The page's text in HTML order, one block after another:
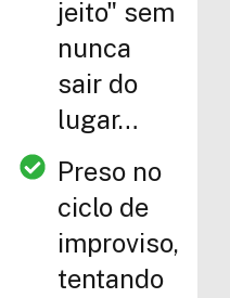
jeito" sem
nunca
sair do
lugar…
Preso no
ciclo de
improviso,
tentando